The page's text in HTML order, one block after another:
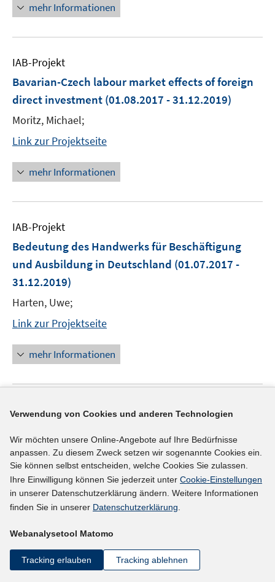
mehr Informationen
IAB-Projekt
Bavarian-Czech labour market effects of foreign
direct investment (01.08.2017 - 31.12.2019)
Moritz, Michael;
Link zur Projektseite
mehr Informationen
IAB-Projekt
Bedeutung des Handwerks für Beschäftigung
und Ausbildung in Deutschland (01.07.2017 -
31.12.2019)
Harten, Uwe;
Link zur Projektseite
mehr Informationen
IAB-Projekt
Übergang von Auszubildenden in Sachsen in den
Arbeitsmarkt(01.01.2017 - 31.01.2018)
Weyh, Antje;
Link zur Projektseite
mehr Informationen
Verwendung von Cookies und anderen Technologien
Wir möchten unsere Online-Angebote auf Ihre Bedürfnisse
anpassen. Zu diesem Zweck setzen wir sogenannte Cookies ein.
Sie können selbst entscheiden, welche Cookies Sie zulassen.
Ihre Einwilligung können Sie jederzeit unter Cookie-Einstellungen
in unserer Datenschutzerklärung ändern. Weitere Informationen
finden Sie in unserer Datenschutzerklärung.
Webanalysetool Matomo
Tracking erlauben Tracking ablehnen